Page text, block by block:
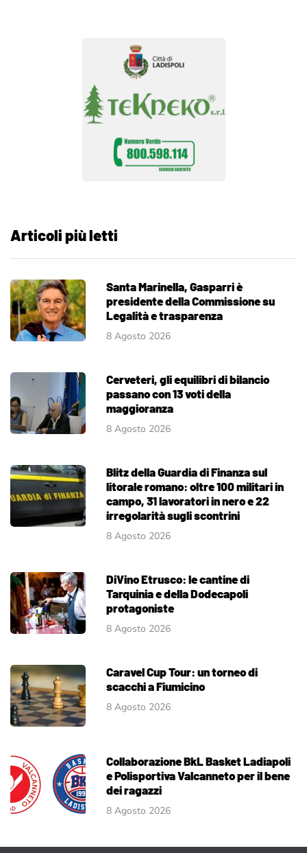
Articoli più letti
Santa Marinella, Gasparri è
presidente della Commissione su
Legalità e trasparenza
8 Agosto 2026
Cerveteri, gli equilibri di bilancio
passano con 13 voti della
maggioranza
8 Agosto 2026
Blitz della Guardia di Finanza sul
litorale romano: oltre 100 militari in
campo, 31 lavoratori in nero e 22
irregolarità sugli scontrini
8 Agosto 2026
DiVino Etrusco: le cantine di
Tarquinia e della Dodecapoli
protagoniste
8 Agosto 2026
Caravel Cup Tour: un torneo di
scacchi a Fiumicino
8 Agosto 2026
Collaborazione BkL Basket Ladiapoli
e Polisportiva Valcanneto per il bene
dei ragazzi
8 Agosto 2026